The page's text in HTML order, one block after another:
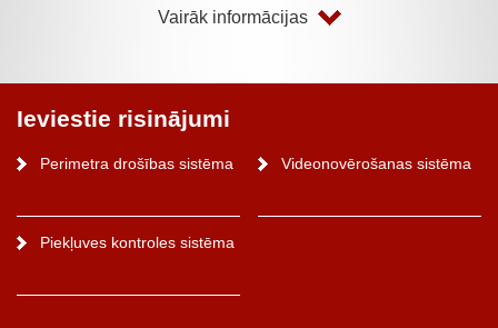
Vairāk informācijas
Ieviestie risinājumi
Perimetra drošības sistēma Videonovērošanas sistēma
Piekļuves kontroles sistēma